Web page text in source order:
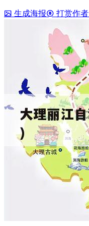
生成海报 打赏作者